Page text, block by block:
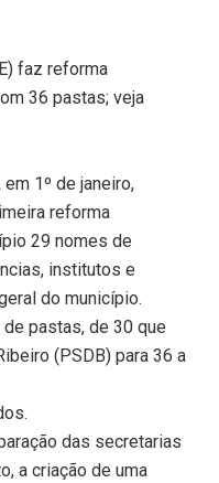
faz reforma
36 pastas; veja
1º de janeiro,
reforma
29 nomes de
institutos e
do município.
pastas, de 30 que
(PSDB) para 36 a
das secretarias
a criação de uma